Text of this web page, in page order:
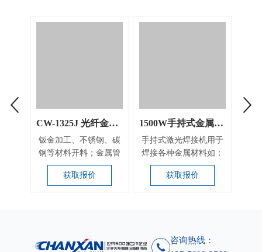
CW-1325J 光纤金属切割机
钣金加工、不锈钢、碳
钢等材料开料；金属管
件的穿孔及异形切
割，...
获取报价
1500W手持式金属激光焊接机
手持式激光焊接机用于
焊接各种金属材料如：
不锈钢镜面字、不锈
钢...
获取报价
咨询热线：